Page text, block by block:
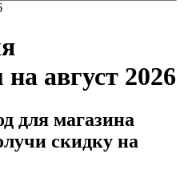
август 2026
для магазина
скидку на